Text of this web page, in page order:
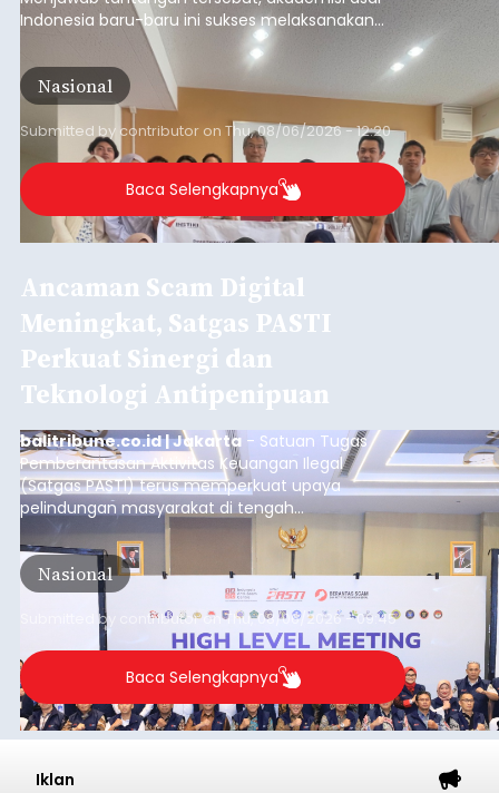
Indonesia baru-baru ini sukses melaksanakan
program Pengabdian Kepada Masyarakat (PKM)
skala internasional di Distributed Systems
Laboratory, Okayama University, Jepang.
Nasional
Submitted by contributor on Thu, 08/06/2026 - 12:20
Baca Selengkapnya
Ancaman Scam Digital
Meningkat, Satgas PASTI
Perkuat Sinergi dan
Teknologi Antipenipuan
balitribune.co.id | Jakarta - Satuan Tugas
Pemberantasan Aktivitas Keuangan Ilegal
(Satgas PASTI) terus memperkuat upaya
pelindungan masyarakat di tengah
meningkatnya ancaman penipuan digital yang
semakin kompleks.
Nasional
Submitted by contributoronThu, 08/06/2026 - 09:45
Baca Selengkapnya
Iklan